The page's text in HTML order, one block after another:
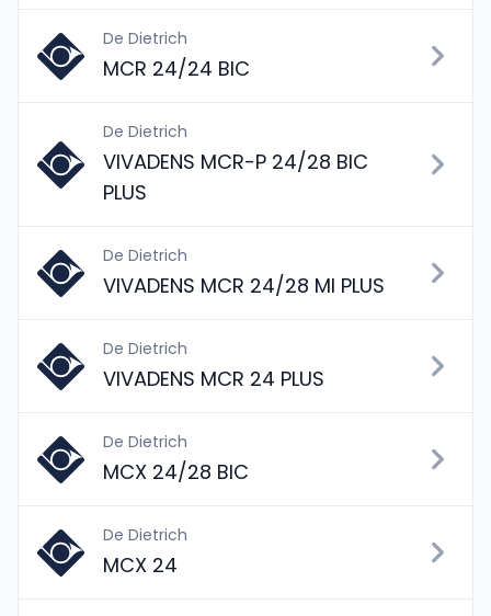
De Dietrich
MCR 24/24 BIC
De Dietrich
VIVADENS MCR-P 24/28 BIC
PLUS
De Dietrich
VIVADENS MCR 24/28 MI PLUS
De Dietrich
VIVADENS MCR 24 PLUS
De Dietrich
MCX 24/28 BIC
De Dietrich
MCX 24